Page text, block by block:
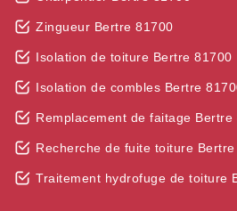
Zingueur Bertre 81700
Isolation de toiture Bertre 81700
Isolation de combles Bertre
Remplacement de faitage Bertre
Recherche de fuite toiture
Traitement hydrofuge de toiture